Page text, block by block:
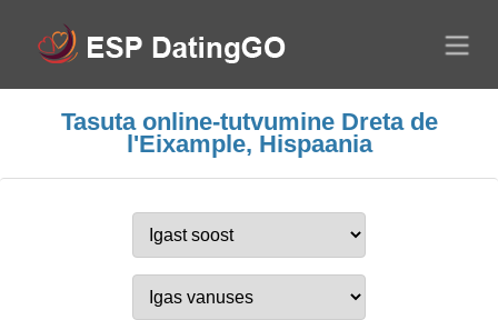
Tasuta online-tutvumine Dreta de
l'Eixample, Hispaania